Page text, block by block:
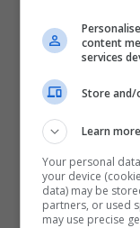
content
services
Store and/
Learn more
Your personal
your device
data) may be
partners, or used
may use precise